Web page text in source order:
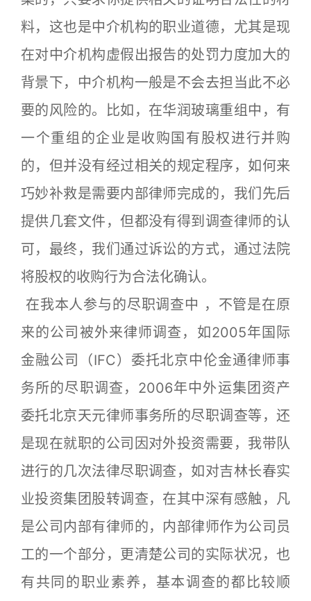
料，这也是中介机构的职业道德，尤其是现
在对中介机构虚假出报告的处罚力度加大的
背景下，中介机构一般是不会去担当此不必
要的风险的。比如，在华润玻璃重组中，有
一个重组的企业是收购国有股权进行并购
的，但并没有经过相关的规定程序，如何来
巧妙补救是需要内部律师完成的，我们先后
提供几套文件，但都没有得到调查律师的认
可，最终，我们通过诉讼的方式，通过法院
将股权的收购行为合法化确认。
在我本人参与的尽职调查中 ，不管是在原
来的公司被外来律师调查，如2005年国际
金融公司（IFC）委托北京中伦金通律师事
务所的尽职调查，2006年中外运集团资产
委托北京天元律师事务所的尽职调查等，还
是现在就职的公司因对外投资需要，我带队
进行的几次法律尽职调查，如对吉林长春实
业投资集团股转调查，在其中深有感触，凡
是公司内部有律师的，内部律师作为公司员
工的一个部分，更清楚公司的实际状况，也
有共同的职业素养，基本调查的都比较顺